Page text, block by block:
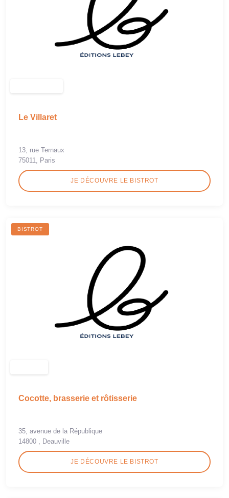
Le Villaret
13, rue Ternaux
75011, Paris
JE DÉCOUVRE LE BISTROT
BISTROT
Cocotte, brasserie et rôtisserie
35, avenue de la République
14800 , Deauville
JE DÉCOUVRE LE BISTROT